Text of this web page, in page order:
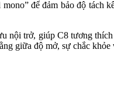
để đảm bảo độ tách
nội trở, giúp C8 tương
giữa độ mở, sự chắc khỏe